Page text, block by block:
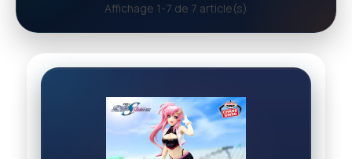
Affichage 1-7 de 7 article(s)